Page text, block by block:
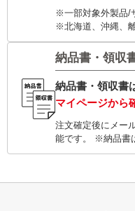
※一部対象外製品/
※北海道、沖縄、
納品書・領収
納品書・領収書
マイページから
注文確定後にメー
能です。 ※納品書